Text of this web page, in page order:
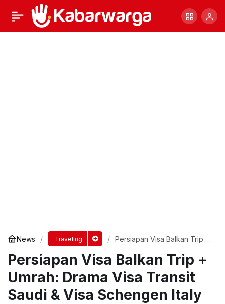
News Traveling
Persiapan Visa Balkan Trip +
Saudi & Visa Schengen Italy
Persiapan Visa Balkan Trip +
Umrah: Drama Visa Transit
Saudi & Visa Schengen Italy